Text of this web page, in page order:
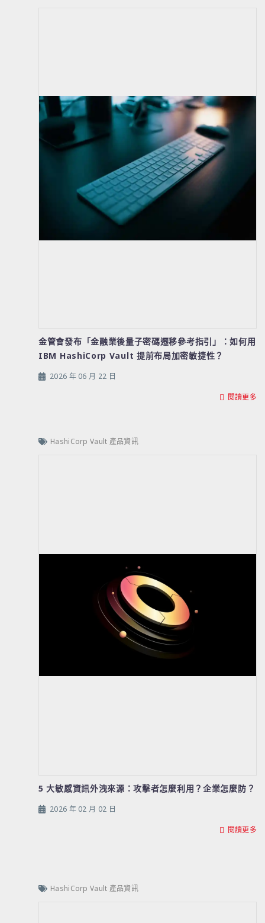
金管會發布「金融業後量子密碼遷移參考指引」：如何用
IBM HashiCorp Vault 提前布局加密敏捷性？
2026 年 06 月 22 日
閱讀更多
HashiCorp Vault 產品資訊
5 大敏感資訊外洩來源：攻擊者怎麼利用？企業怎麼防？
2026 年 02 月 02 日
閱讀更多
HashiCorp Vault 產品資訊